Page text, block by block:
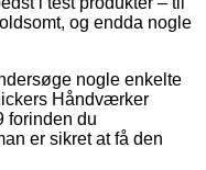
og endda nogle
nogle enkelte
Håndværker
forinden du
er sikret at få den